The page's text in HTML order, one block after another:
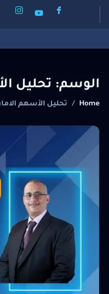
الوسم: تحليل
Home
/ تحليل الأسهم